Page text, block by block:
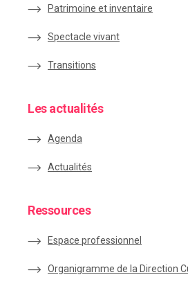
Patrimoine et inventaire
Spectacle vivant
Transitions
Les actualités
Agenda
Actualités
Ressources
Espace professionnel
Organigramme de la Direction